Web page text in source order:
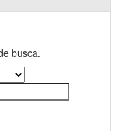
busca.